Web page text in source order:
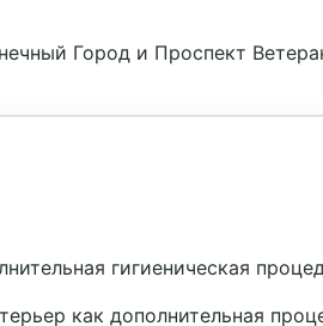
Город и Проспект
гигиеническая
как дополнительная